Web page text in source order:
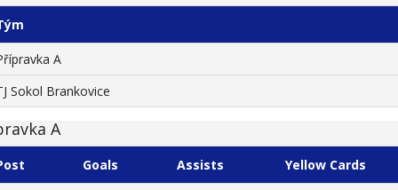
A
Sokol Brankovice
A
Goals Assists Yellow Cards